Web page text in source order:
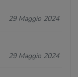
29 Maggio 2024
29 Maggio 2024